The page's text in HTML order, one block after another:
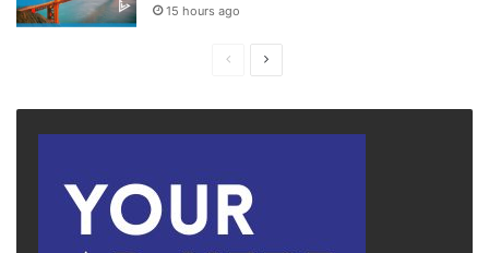
15 hours ago
PreviousNext